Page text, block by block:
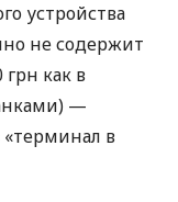
устройства
не содержит
как в
—
«терминал в